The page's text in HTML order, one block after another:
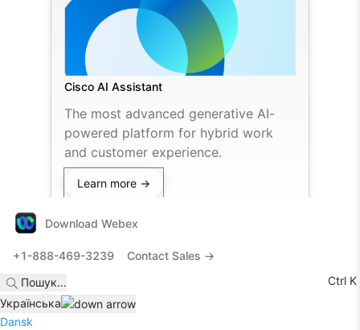
Cisco AI Assistant
The most advanced generative AI-
powered platform for hybrid work
and customer experience.
Learn more →
Download Webex
+1-888-469-3239
Contact Sales →
Пошук...
Ctrl K
Українська
Dansk